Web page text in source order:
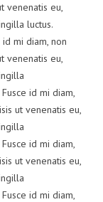
venenatis eu,
luctus.
mi diam, non
venenatis eu,
id mi diam,
ut venenatis eu,
id mi diam,
ut venenatis eu,
id mi diam,